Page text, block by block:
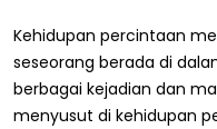
Kehidupan percintaan
seseorang berada di
berbagai kejadian dan
menyusut di kehidupan